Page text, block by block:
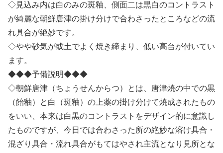
◇見込み内は白のみの斑釉、側面二は黒白のコントラスト
が綺麗な朝鮮唐津の掛け分けで合わさったところなどの流
れ具合が絶妙です。
◇やや砂気が或土でよく焼き締まり、低い高台が付いてい
ます。
◆◆◆予備説明◆◆◆
◇朝鮮唐津（ちょうせんからつ）とは、唐津焼の中での黒
（飴釉）と白（斑釉）の上薬の掛け分けて焼成されたもの
をいい、本来は白黒のコントラストをデザイン的に意識し
たものですが、今日では合わさった所の絶妙な溶け具合・
混ざり具合・流れ具合がもてはやされ主流となり見所とな